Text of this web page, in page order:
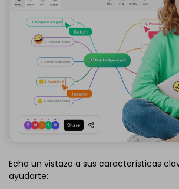
Echa un vistazo a sus características
ayudarte: